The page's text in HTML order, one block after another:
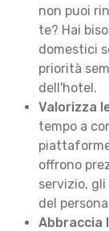
non puoi
te? Hai
domestici
priorità
dell'hotel.
Valorizza
tempo a
offrono
servizio,
del
Abbraccia